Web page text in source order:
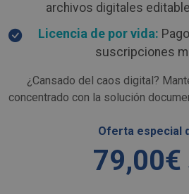
archivos digitales
Licencia de por vida:
suscripciones
¿Cansado del caos digital?
concentrado con la solución
Oferta especial
79,00€